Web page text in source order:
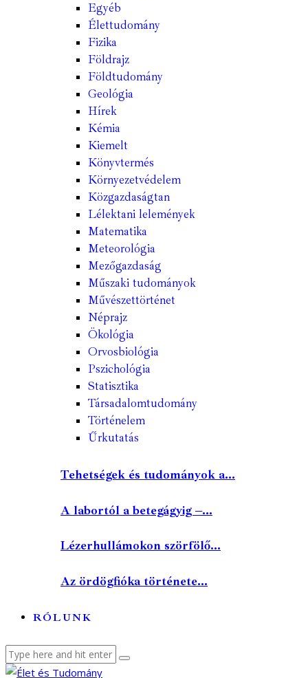
Egyéb
Élettudomány
Fizika
Földrajz
Földtudomány
Geológia
Hírek
Kémia
Kiemelt
Könyvtermés
Környezetvédelem
Közgazdaságtan
Lélektani lelemények
Matematika
Meteorológia
Mezőgazdaság
Műszaki tudományok
Művészettörténet
Néprajz
Ökológia
Orvosbiológia
Pszichológia
Statisztika
Társadalomtudomány
Történelem
Űrkutatás
Tehetségek és tudományok a...
A labortól a betegágyig –...
Lézerhullámokon szörfölő...
Az ördögfióka története...
RÓLUNK